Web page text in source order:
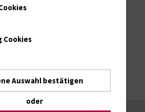
Cookies
Auswahl bestätigen
oder